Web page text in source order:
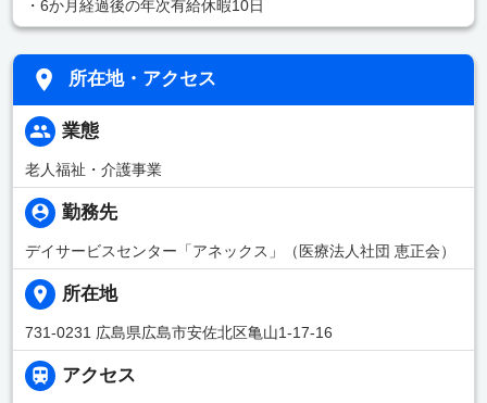
・6か月経過後の年次有給休暇10日
所在地・アクセス
業態
老人福祉・介護事業
勤務先
デイサービスセンター「アネックス」（医療法人社団 恵正会）
所在地
731-0231 広島県広島市安佐北区亀山1-17-16
アクセス